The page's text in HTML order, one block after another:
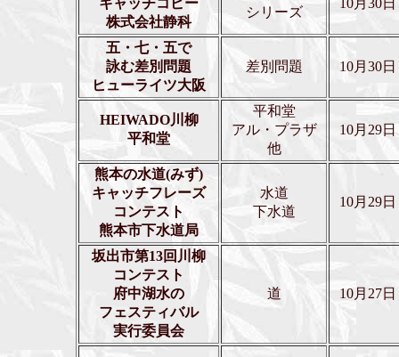
キャッチコピー
株式会社静科
シリーズ
10月30日
五・七・五で
詠む差別問題
ヒューライツ大阪
差別問題 10月30日
HEIWADO川柳
平和堂
平和堂
アル・プラザ
他
10月29日
熊本の水道(みず)
キャッチフレーズ
コンテスト
熊本市下水道局
水道
下水道
10月29日
坂出市第13回川柳
コンテスト
府中湖水の
フェスティバル
実行委員会
道 10月27日